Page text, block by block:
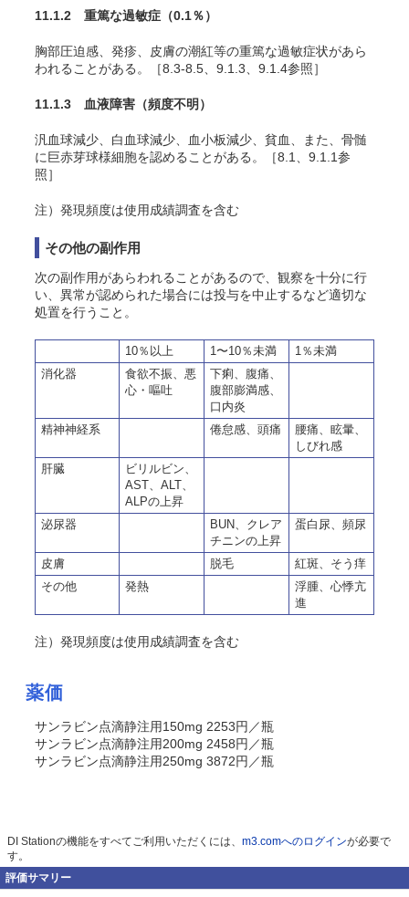
11.1.2 重篤な過敏症 （0.1％）
胸部圧迫感、発疹、皮膚の潮紅等の重篤な過敏症状があら
われることがある。［8.3-8.5、9.1.3、9.1.4参照］
11.1.3 血液障害 （頻度不明）
汎血球減少、白血球減少、血小板減少、貧血、また、骨髄
に巨赤芽球様細胞を認めることがある。［8.1、9.1.1参
照］
注）発現頻度は使用成績調査を含む
その他の副作用
次の副作用があらわれることがあるので、観察を十分に行
い、異常が認められた場合には投与を中止するなど適切な
処置を行うこと。
10％以上 1〜10％未満
1％未満
消化器
食欲不振、悪
心・嘔吐
下痢、腹痛、
腹部膨満感、
口内炎
精神神経系
倦怠感、頭痛
腰痛、眩暈、
しびれ感
肝臓
ビリルビン、
AST、ALT、
ALPの上昇
泌尿器
BUN、クレア
チニンの上昇
蛋白尿、頻尿
皮膚 脱毛
紅斑、そう痒
その他
発熱
浮腫、心悸亢
進
注）発現頻度は使用成績調査を含む
薬価
サンラビン点滴静注用150mg 2253円／瓶
サンラビン点滴静注用200mg 2458円／瓶
サンラビン点滴静注用250mg 3872円／瓶
DI Stationの機能をすべてご利用いただくには、 m3.comへのログインが必要で
す。
評価サマリー